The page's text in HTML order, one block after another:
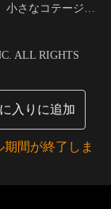
小さなコテージに
ィロビーに夢中
ALL RIGHTS
入りに追加
間が終了しま